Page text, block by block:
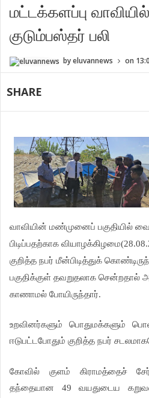
மட்டக்களப்பு
குடும்பஸ்தர் பலி
byeluvannews on
SHARE
வாவியின் மண்முனைப் பகுதியில்
பிடிப்பதற்காக
குறித்த நபர் மீன்பிடித்துக்
பகுதிக்குள் தவறுதலாக சென்றதால்
காணாமல் போயிருந்தார்.
உறவினர்களும் பொதுமக்களும்
ஈடுபட்டபோதும் குறித்த நபர்
கோவில் குளம் கிராமத்தைச்
தந்தையான 49 வயதுடைய